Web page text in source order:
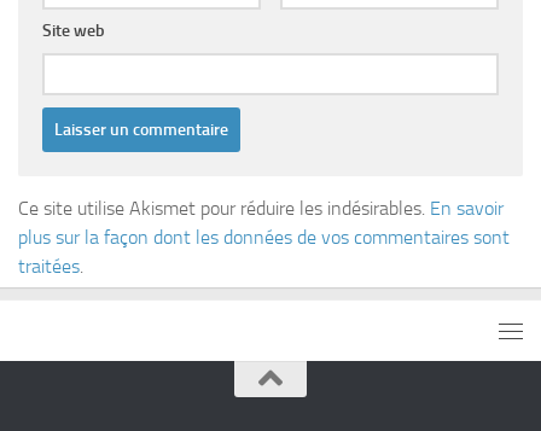
Site web
Ce site utilise Akismet pour réduire les indésirables. En savoir
plus sur la façon dont les données de vos commentaires sont
traitées.